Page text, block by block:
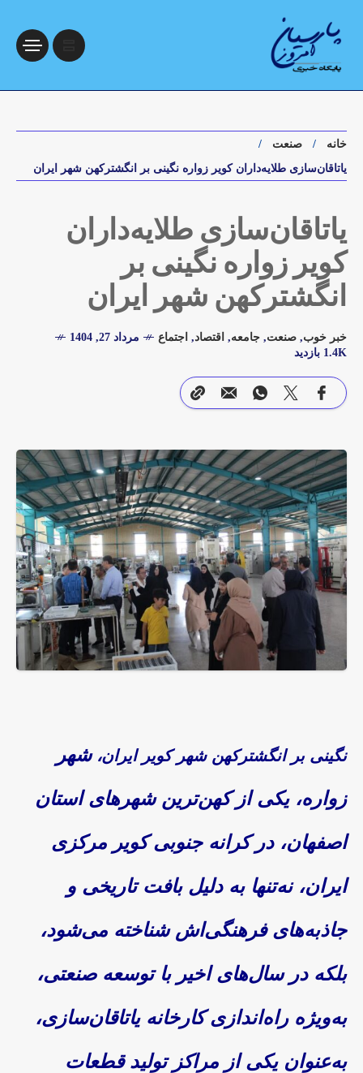
خانه
صنعت
یاتاقان‌سازی طلایه‌داران کویر زواره نگینی بر انگشترکهن شهر ایران
یاتاقان‌سازی طلایه‌داران
کویر زواره نگینی بر
انگشترکهن شهر ایران
خبر خوب, صنعت, جامعه, اقتصاد, اجتماع
مرداد 27, 1404
1.4K بازدید
نگینی بر انگشترکهن شهر کویر ایران،شهر
زواره، یکی از کهن‌ترین شهرهای استان
اصفهان، در کرانه جنوبی کویر مرکزی
ایران، نه‌تنها به دلیل بافت تاریخی و
جاذبه‌های فرهنگی‌اش شناخته می‌شود،
بلکه در سال‌های اخیر با توسعه صنعتی،
به‌ویژه راه‌اندازی کارخانه‌ یاتاقان‌سازی،
به‌عنوان یکی از مراکز تولید قطعات